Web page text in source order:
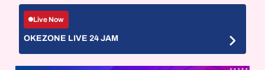
Live Now
OKEZONE LIVE 24 JAM